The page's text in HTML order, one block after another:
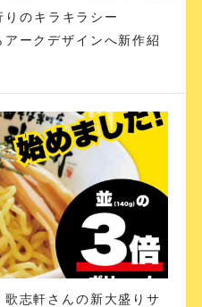
のキラキラシー
ークデザインへ新作紹
志軒さんの新大盛りサ